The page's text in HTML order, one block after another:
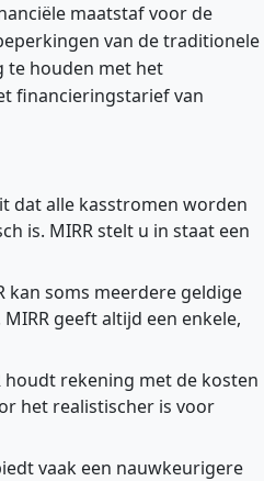
maatstaf voor de
van de traditionele
te houden met het
financieringstarief van
dat alle kasstromen worden
is. MIRR stelt u in staat een
kan soms meerdere geldige
geeft altijd een enkele,
houdt rekening met de kosten
het realistischer is voor
vaak een nauwkeurigere